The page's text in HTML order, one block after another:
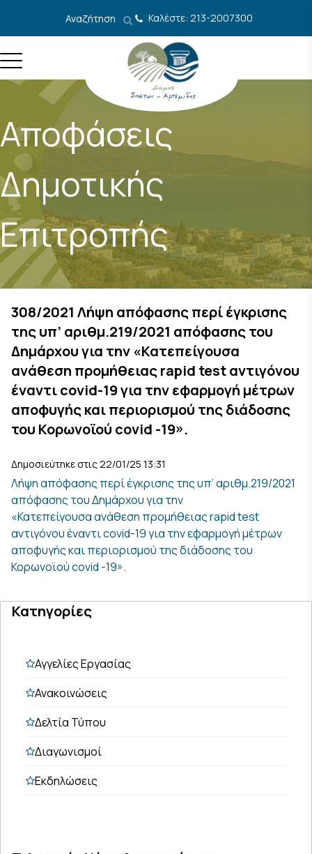
Αναζήτηση Καλέστε: 213-2007300
Αποφάσεις
Δημοτικής
Επιτροπής
308/2021 Λήψη απόφασης περί έγκρισης
της υπ’ αριθμ.219/2021 απόφασης του
Δημάρχου για την «Κατεπείγουσα
ανάθεση προμήθειας rapid test αντιγόνου
έναντι covid-19 για την εφαρμογή μέτρων
αποφυγής και περιορισμού της διάδοσης
του Κορωνοϊού covid -19».
Δημοσιεύτηκε στις 22/01/25 13:31
Λήψη απόφασης περί έγκρισης της υπ’ αριθμ.219/2021
απόφασης του Δημάρχου για την
«Κατεπείγουσα ανάθεση προμήθειας rapid test
αντιγόνου έναντι covid-19 για την εφαρμογή μέτρων
αποφυγής και περιορισμού της διάδοσης του
Κορωνοϊού covid -19».
Κατηγορίες
Αγγελίες Εργασίας
Ανακοινώσεις
Δελτία Τύπου
Διαγωνισμοί
Εκδηλώσεις